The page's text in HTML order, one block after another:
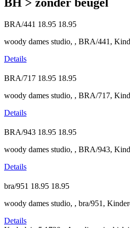
BRA/441 18.95 18.95
woody dames studio, , BRA/441,
Details
BRA/717 18.95 18.95
woody dames studio, , BRA/717,
Details
BRA/943 18.95 18.95
woody dames studio, , BRA/943,
Details
bra/951 18.95 18.95
woody dames studio, , bra/951,
Details